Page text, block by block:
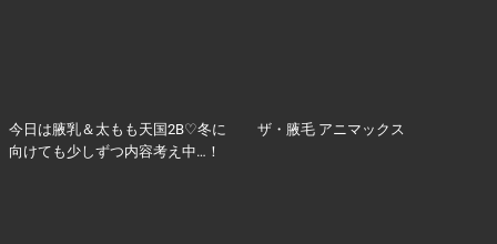
今日は腋乳＆太もも天国2B♡冬に
向けても少しずつ内容考え中…！
ザ・腋毛 アニマックス